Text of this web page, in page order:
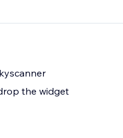
the widget